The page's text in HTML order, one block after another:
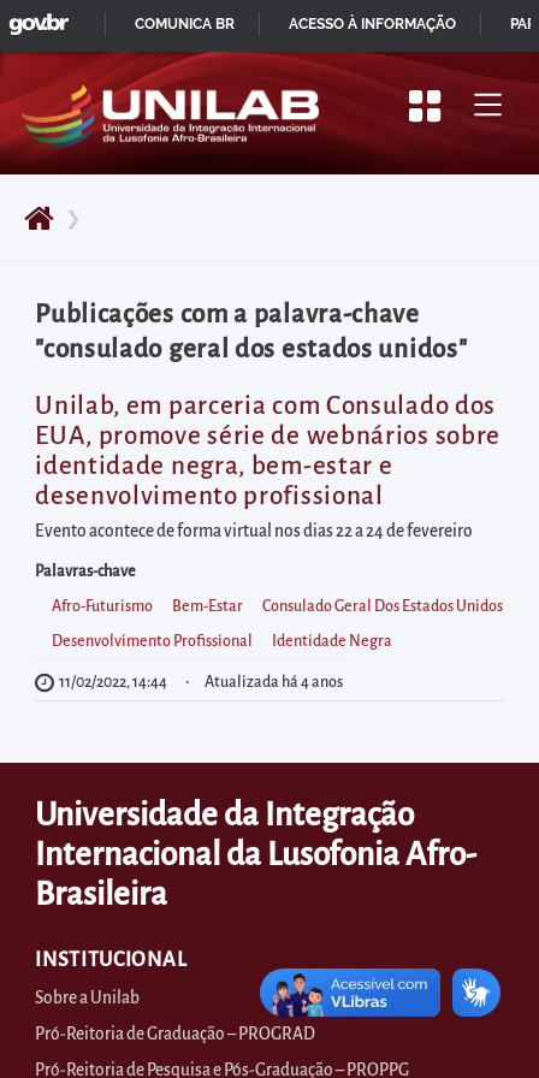
Pular
para
início
do
principal
Acessar
diretamente
o
menu
principal
Acessar
diretamente
à
área
para
realizar
diretamente
as
informações
no
rodapé
❯
Publicações com a palavra-chave
"consulado geral dos estados unidos"
Unilab, em parceria com Consulado dos
EUA, promove série de webnários sobre
identidade negra, bem-estar e
desenvolvimento profissional
Evento acontece de forma virtual nos dias 22 a 24 de fevereiro
Palavras-chave
Afro-Futurismo Bem-Estar Consulado Geral Dos Estados Unidos
Desenvolvimento Profissional Identidade Negra
11/02/2022, 14:44 Atualizada há 4 anos
Universidade da Integração
Internacional da Lusofonia Afro-
Brasileira
INSTITUCIONAL
Sobre a Unilab
Pró-Reitoria de Graduação – PROGRAD
Pró-Reitoria de Pesquisa e Pós-Graduação – PROPPG
IR
PARA
CONTEÚDO
GOVBR
COMUNICA BR ACESSO À INFORMAÇÃO